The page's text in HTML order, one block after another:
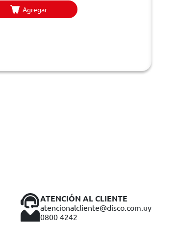
Agregar
ATENCIÓN AL CLIENTE
atencionalcliente@disco.com.uy
0800 4242